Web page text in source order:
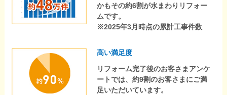
かもその約6割が水まわりリフォー
ムです。
※2025年3月時点の累計工事件数
高い満足度
リフォーム完了後のお客さまアンケ
ートでは、約9割のお客さまにご満
足いただいています。